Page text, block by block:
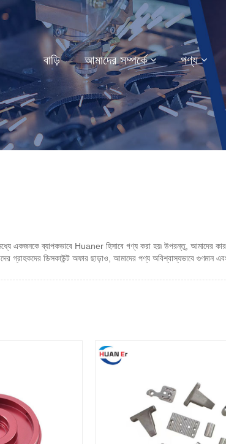
বাড়ি আমাদের সম্পর্কে পণ্য
মধ্যে একজনকে ব্যাপকভাবে Huaner হিসাবে গণ্য করা হয়৷ উপরন্তু, আমাদের
গ্রাহকদের ডিসকাউন্ট অফার ছাড়াও, আমাদের পণ্য অবিশ্বাস্যভাবে গুণমান